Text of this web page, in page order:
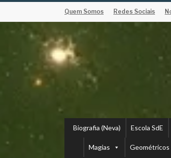
Quem Somos Redes Sociais
Biografia (Neva) Escola SdE
Magias Geométricos